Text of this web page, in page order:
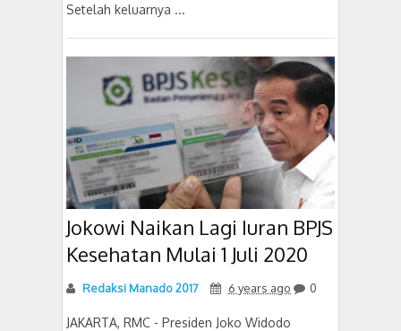
Setelah keluarnya ...
Jokowi Naikan Lagi Iuran BPJS
Kesehatan Mulai 1 Juli 2020
Redaksi Manado 2017 6 years ago 0
JAKARTA, RMC - Presiden Joko Widodo